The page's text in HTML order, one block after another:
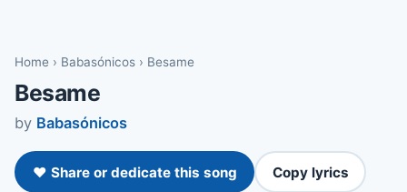
Home › Babasónicos › Besame
Besame
by Babasónicos
❤️ Share or dedicate this song Copy lyrics